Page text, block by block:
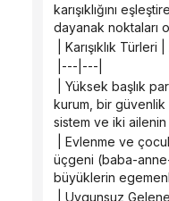
karışıklığını
dayanak noktaları
| Karışıklık Türleri
|---|---|
kurum, bir güvenlik
sistem ve iki ailenin
üçgeni (baba-
büyüklerin